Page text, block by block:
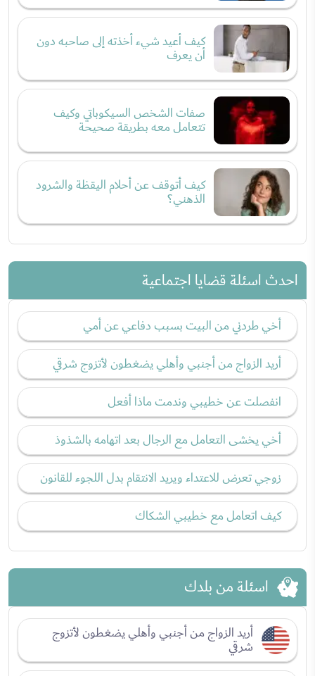
كيف أعيد شيء أخذته إلى صاحبه دون
أن يعرف
صفات الشخص السيكوباتي وكيف
تتعامل معه بطريقة صحيحة
كيف أتوقف عن أحلام اليقظة والشرود
الذهني؟
احدث اسئلة قضايا اجتماعية
أخي طردني من البيت بسبب دفاعي عن أمي
أريد الزواج من أجنبي وأهلي يضغطون لأتزوج شرقي
انفصلت عن خطيبي وندمت ماذا أفعل
أخي يخشى التعامل مع الرجال بعد اتهامه بالشذوذ
زوجي تعرض للاعتداء ويريد الانتقام بدل اللجوء للقانون
كيف اتعامل مع خطيبي الشكاك
اسئلة من بلدك
أريد الزواج من أجنبي وأهلي يضغطون لأتزوج
شرقي